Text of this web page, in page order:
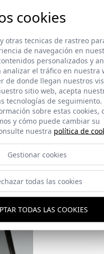
Ref: 5317_14
cookies
otras tecnicas de rastreo
de navegación en
personalizados y
analizar el tráfico en nuestra
de donde llegan nuestros
sitio web, acepta
tecnologías de seguimiento.
sobre estas cookies,
y cómo puede cambiar su
nuestra política de
Gestionar cookies
todas las cookies
TODAS LAS COOKIES